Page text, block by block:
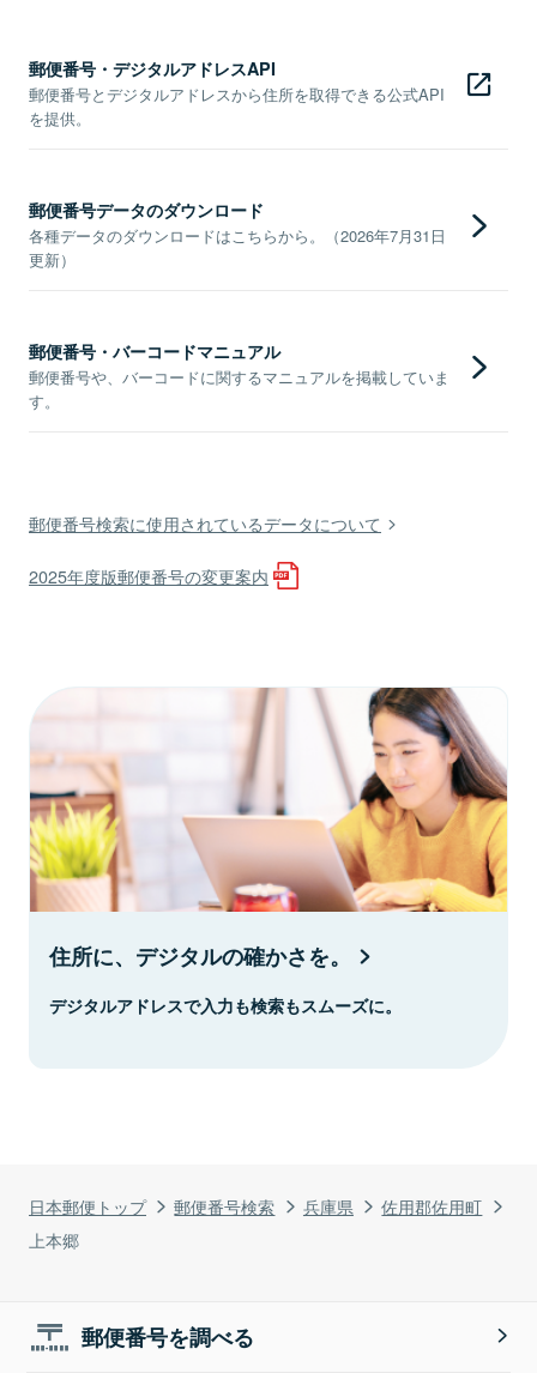
日本郵便トップ 郵便番号検索 兵庫県
佐用郡佐用町
上本郷
郵便番号・デジタルアドレスAPI
郵便番号とデジタルアドレスから住所を取得できる公式API
を提供。
郵便番号データのダウンロード
各種データのダウンロードはこちらから。（2026年7月31日
更新）
郵便番号・バーコードマニュアル
郵便番号や、バーコードに関するマニュアルを掲載していま
す。
郵便番号検索に使用されているデータについて
2025年度版郵便番号の変更案内
住所に、デジタルの確かさを。
デジタルアドレスで入力も検索もスムーズに。
郵便番号を調べる